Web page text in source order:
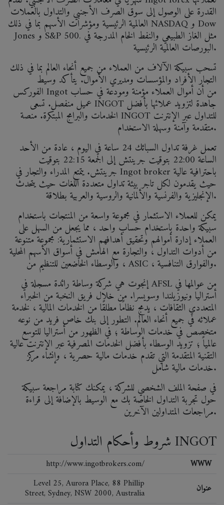
القدرة على الوصول إلى سوق الصرف الأجنبي والتداول بالعملات
العالمية الرئيسية ومؤشرات الأسهم بما في ذلك NASDAQ و Dow
Jones و S&P 500. مثل الغاز الطبيعي والنفط الخام المدرجة في
البورصات العالمية الرئيسية.
تسحب سبيكة الآلاف من العملاء من جميع أنحاء العالم بما في ذلك
التجار الأفراد والمؤسسات ومديري الأموال. يتأكد وسيط
الفوركس Ingot من أن أموال العملاء مؤمنة ومودعة في حساب
عميل منفصل. تسعى INGOT جاهدة لتزويد عملائها بأفضل
الخدمات والبرامج المبتكرة. منصة INGOT للتداول عبر الإنترنت
متقدمة وآمنة وسهلة الاستخدام.
تعمل غرفة تداول السبائك 24 ساعة في اليوم ، عادة من الأحد
الساعة 22:00 بتوقيت جرينتش إلى الجمعة 22:15 بتوقيت
جرينتش. يتمتع المدراء والتجار في Ingot broker باحترافية عالية
حيث يقدمون لكل تاجر بيئة تداول متعددة اللغات حيث يتحدث
الإنجليزية والفرنسية والألمانية والروسية والعربية بطلاقة.
يمكن للعملاء الاستثمار في مجموعة واسعة من المنتجات باستخدام
سبيكة واحدة باستخدام حساب واحد ، مما يجعل من السهل على
العملاء إدارة أموالهم وتحقيق أهدافهم الاستثمارية: مجموعة متنوعة
من أدوات التداول ، والتجارة مع الهامش في أسواق الأسهم المحلية
، والوسطاء الخاضعين للتنظيم من ASIC ، والفوارق التنافسية.
إنجوت هي شركة وساطة رائدة مسجلة في AFSL من عوالمها في
أستراليا ونيوزيلندا وسويسرا. من خلال فريق النخبة من الخبراء
المتعددي الثقافات ، يدمج نظامًا مطلقًا من الخدمات المالية ، لخدمة
عملائه في جميع أنحاء العالم. التطور إلى بنك خاص فريد من نوعه
متخصص في خدمات الوساطة ؛ في الظهور من أستراليا للتوسع
عالمياً ؛ تزويد الوسطاء بأفضل الخدمات المصرفية عبر الإنترنت عالية
التقنية المتقدمة التي تقدم خدمات مالية حصرية ، وإنشاء مركز
خدمات مالية شامل.
في صفحة الملف الشخصي للشركة ، يمكنك كتابة مراجعة سبيكة
حول تجربة التداول الخاصة بك مع الوسيط بالإضافة إلى قراءة
مراجعات المتداولين الآخرين.
شروط وأحكام التداول INGOT
http://www.ingotbrokers.com/
WWW
Level 25, Aurora Place, 88 Phillip
Street, Sydney, NSW 2000, Australia
عنوان